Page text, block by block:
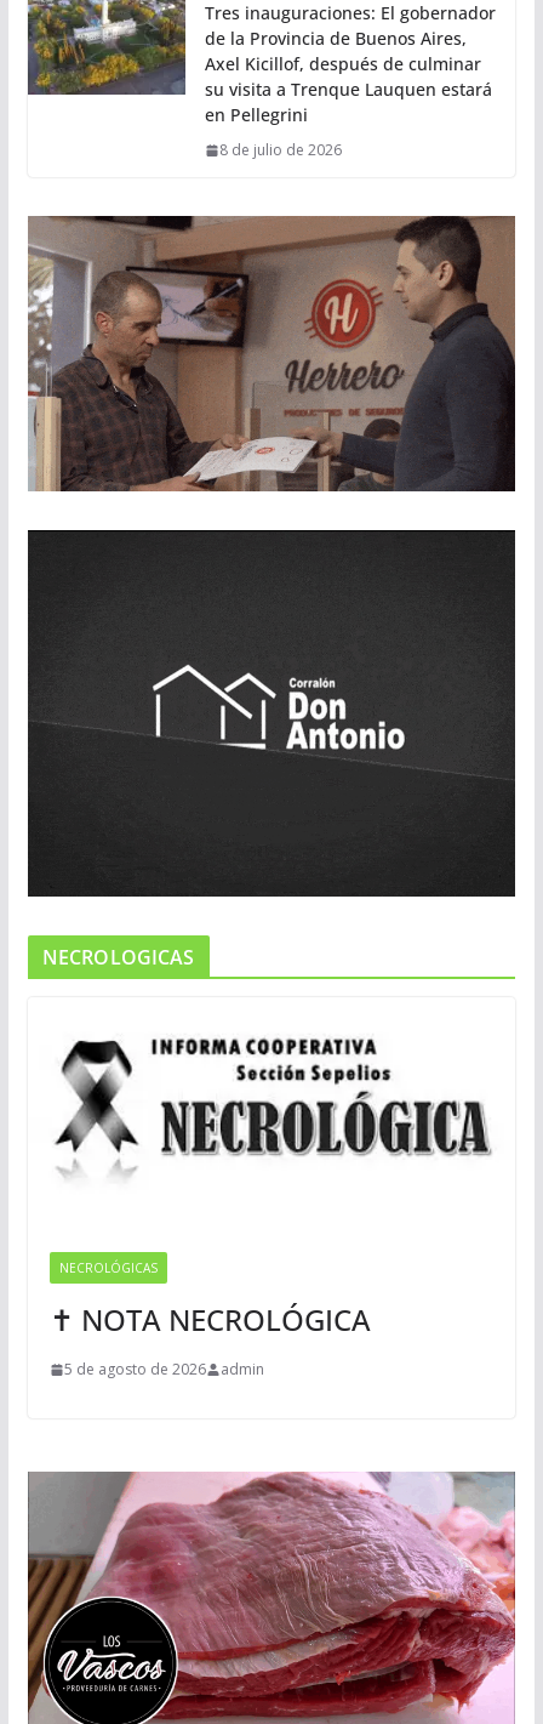
Tres inauguraciones: El gobernador
de la Provincia de Buenos Aires,
Axel Kicillof, después de culminar
su visita a Trenque Lauquen estará
en Pellegrini
8 de julio de 2026
NECROLOGICAS
NECROLÓGICAS
✝ NOTA NECROLÓGICA
5 de agosto de 2026 admin